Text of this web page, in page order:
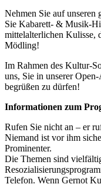
Nehmen Sie auf unseren
Sie Kabarett- & Musik-
mittelalterlichen Kulisse,
Mödling!
Im Rahmen des Kultur-
uns, Sie in unserer
begrüßen zu dürfen!
Informationen zum
Rufen Sie nicht an – er
Niemand ist vor ihm
Prominenter.
Die Themen sind
Telefon. Wenn Gernot